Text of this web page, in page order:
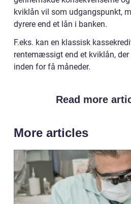
kviklån vil som udgangspunkt,
dyrere end et lån i banken.
F.eks. kan en klassisk
rentemæssigt end et kviklån,
inden for få måneder.
Read more
More articles